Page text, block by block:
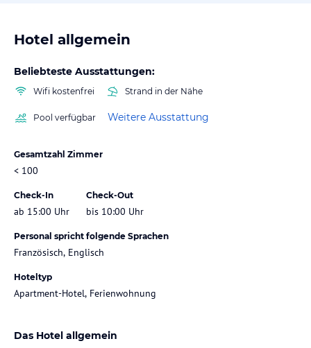
Hotel allgemein
Beliebteste Ausstattungen:
Wifi kostenfrei Strand in der Nähe
Pool verfügbar Weitere Ausstattung
Gesamtzahl Zimmer
< 100
Check-In
ab 15:00 Uhr
Check-Out
bis 10:00 Uhr
Personal spricht folgende Sprachen
Französisch, Englisch
Hoteltyp
Apartment-Hotel, Ferienwohnung
Das Hotel allgemein